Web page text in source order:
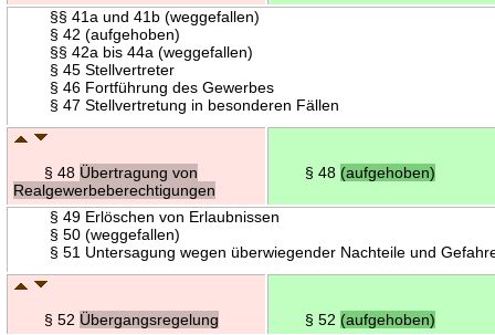
§§ 41a und 41b (weggefallen)
§ 42 (aufgehoben)
§§ 42a bis 44a (weggefallen)
§ 45 Stellvertreter
§ 46 Fortführung des Gewerbes
§ 47 Stellvertretung in besonderen Fällen
§ 48 Übertragung von
Realgewerbeberechtigungen
§ 48 (aufgehoben)
§ 49 Erlöschen von Erlaubnissen
§ 50 (weggefallen)
§ 51 Untersagung wegen überwiegender Nachteile und
§ 52 Übergangsregelung § 52 (aufgehoben)